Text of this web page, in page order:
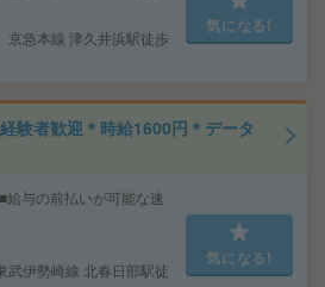
急本線 津久井浜駅徒歩
気になる!
験者歓迎＊時給1600円＊データ
与の前払いが可能な速
伊勢崎線 北春日部駅徒
気になる!